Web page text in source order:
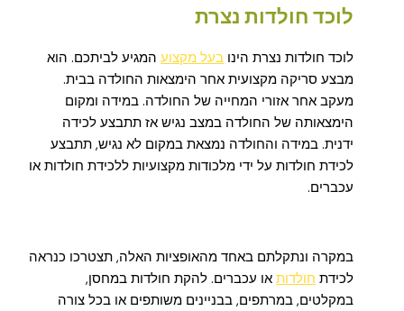
לוכד חולדות נצרת
לוכד חולדות נצרת הינו בעל מקצוע המגיע לביתכם. הוא
מבצע סריקה מקצועית אחר הימצאות החולדה בבית.
מעקב אחר אזורי המחייה של החולדה. במידה ומקום
הימצאותה של החולדה במצב נגיש אז תתבצע לכידה
ידנית. במידה והחולדה נמצאת במקום לא נגיש, תתבצע
לכידת חולדות על ידי מלכודות מקצועיות ללכידת חולדות או
עכברים.
במקרה ונתקלתם באחד מהאופציות האלה, תצטרכו כנראה
לכידת חולדות או עכברים. להקת חולדות במחסן,
במקלטים, במרתפים, בבניינים משותפים או בכל צורה